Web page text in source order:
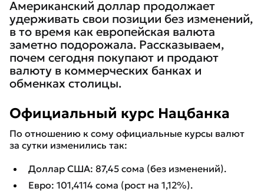
Американский доллар продолжает
удерживать свои позиции без изменений,
в то время как европейская валюта
заметно подорожала. Рассказываем,
почем сегодня покупают и продают
валюту в коммерческих банках и
обменках столицы.
Официальный курс Нацбанка
По отношению к сому официальные курсы валют
за сутки изменились так:
Доллар США: 87,45 сома (без изменений).
Евро: 101,4114 сома (рост на 1,12%).